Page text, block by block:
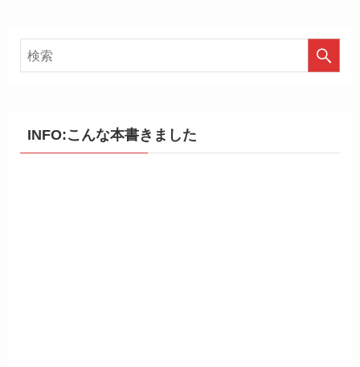
INFO:こんな本書きました